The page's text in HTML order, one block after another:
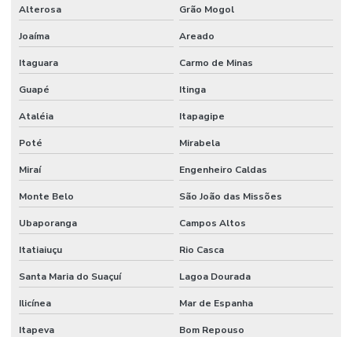
Alterosa Grão Mogol
Joaíma Areado
Itaguara Carmo de Minas
Guapé Itinga
Ataléia Itapagipe
Poté Mirabela
Miraí Engenheiro Caldas
Monte Belo São João das Missões
Ubaporanga Campos Altos
Itatiaiuçu Rio Casca
Santa Maria do Suaçuí Lagoa Dourada
Ilicínea Mar de Espanha
Itapeva Bom Repouso